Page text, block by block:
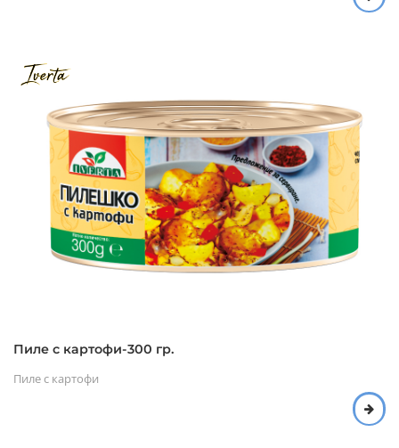
Пиле с картофи-300 гр.
Пиле с картофи